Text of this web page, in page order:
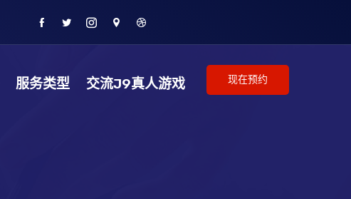
服务类型 交流J9真人游戏 现在预约